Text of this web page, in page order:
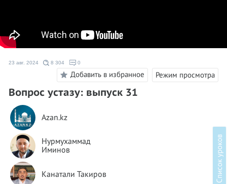
23 авг. 2024 8 304 0
Добавить в избранное Режим просмотра
Вопрос устазу: выпуск 31
Azan.kz
Нурмухаммад
Иминов
Канатали Такиров в